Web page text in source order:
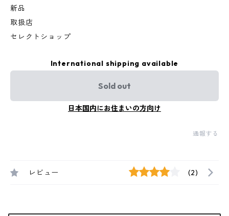
新品
取扱店
セレクトショップ
International shipping available
Sold out
日本国内にお住まいの方向け
通報する
レビュー (2)